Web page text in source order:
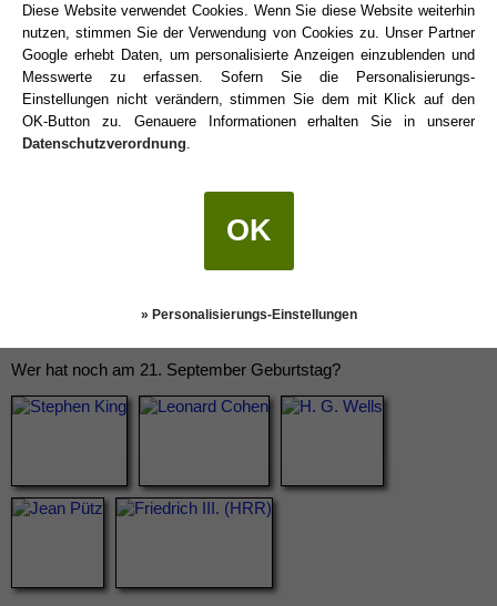
Jungfrau Sternzeichen
Wer hat noch am 21. September Geburtstag?
Diese Website verwendet Cookies. Wenn Sie diese Website weiterhin
nutzen, stimmen Sie der Verwendung von Cookies zu. Unser Partner
Google erhebt Daten, um personalisierte Anzeigen einzublenden und
Messwerte zu erfassen. Sofern Sie die Personalisierungs-
Einstellungen nicht verändern, stimmen Sie dem mit Klick auf den
OK-Button zu. Genauere Informationen erhalten Sie in unserer
Datenschutzverordnung
OK
» Personalisierungs-Einstellungen